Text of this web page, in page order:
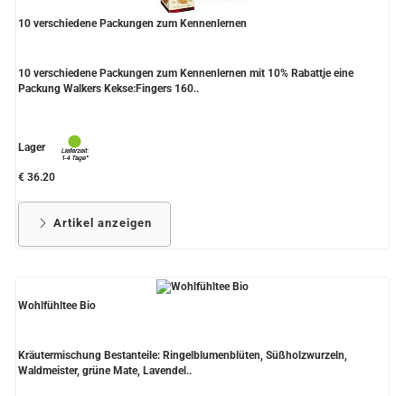
10 verschiedene Packungen zum Kennenlernen
10 verschiedene Packungen zum Kennenlernen mit 10% Rabattje eine
Packung Walkers Kekse:Fingers 160..
Lager
€ 36.20
Artikel anzeigen
Wohlfühltee Bio
Kräutermischung Bestanteile: Ringelblumenblüten, Süßholzwurzeln,
Waldmeister, grüne Mate, Lavendel..